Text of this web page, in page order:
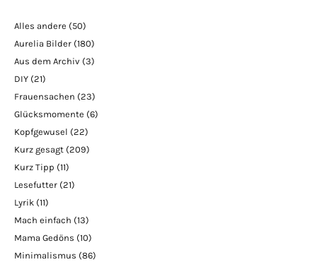
Alles andere (50)
Aurelia Bilder (180)
Aus dem Archiv (3)
DIY (21)
Frauensachen (23)
Glücksmomente (6)
Kopfgewusel (22)
Kurz gesagt (209)
Kurz Tipp (11)
Lesefutter (21)
Lyrik (11)
Mach einfach (13)
Mama Gedöns (10)
Minimalismus (86)